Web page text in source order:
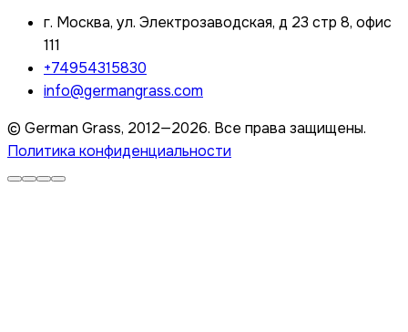
г. Москва, ул. Электрозаводская, д 23 стр 8, офис
111
+74954315830
info@germangrass.com
© German Grass, 2012—2026. Все права защищены.
Политика конфиденциальности